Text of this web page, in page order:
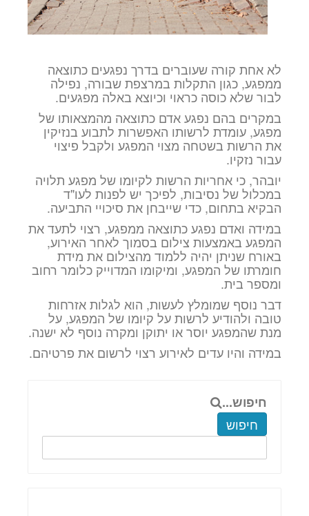
לא אחת קורה שעוברים בדרך נפגעים כתוצאה
ממפגע, כגון התקלות במרצפת שבורה, נפילה
לבור שלא כוסה כראוי וכיוצא באלה מפגעים.
במקרים בהם נפגע אדם כתוצאה מהמצאותו של
מפגע, עומדת לרשותו האפשרות לתבוע בנזיקין
את הרשות בשטחה מצוי המפגע ולקבל פיצוי
עבור נזקיו.
יובהר, כי אחריות הרשות לקיומו של מפגע תלויה
במכלול של נסיבות, לפיכך יש לפנות לעו"ד
הבקיא בתחום, כדי שייבחן את סיכויי התביעה.
במידה ואדם נפגע כתוצאה ממפגע, רצוי לתעד את
המפגע באמצעות צילום בסמוך לאחר האירוע,
באורח שניתן יהיה ללמוד מהצילום את מידת
חומרתו של המפגע, ומיקומו המדוייק כלומר רחוב
ומספר בית.
דבר נוסף שמומלץ לעשות, הוא לגלות אזרחות
טובה ולהודיע לרשות על קיומו של המפגע, על
מנת שהמפגע יוסר או יתוקן ומקרה נוסף לא ישנה.
במידה והיו עדים לאירוע רצוי לרשום את פרטיהם.
חיפוש...
חיפוש